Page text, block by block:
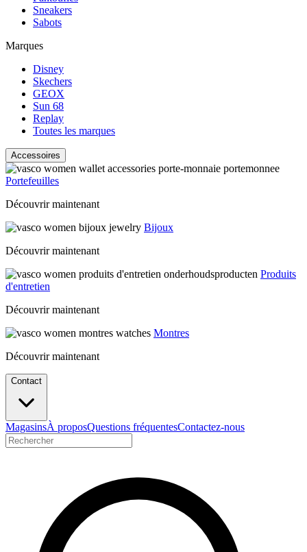
Sneakers
Sabots
Marques
Disney
Skechers
GEOX
Sun 68
Replay
Toutes les marques
Accessoires
Portefeuilles
Découvrir maintenant
Bijoux
Découvrir maintenant
Produits
d'entretien
Découvrir maintenant
Montres
Découvrir maintenant
Contact
MagasinsÀ proposQuestions fréquentesContactez-nous